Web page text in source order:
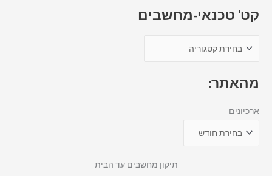
קט' טכנאי-מחשבים
מהאתר:
ארכיונים
תיקון מחשבים עד הבית